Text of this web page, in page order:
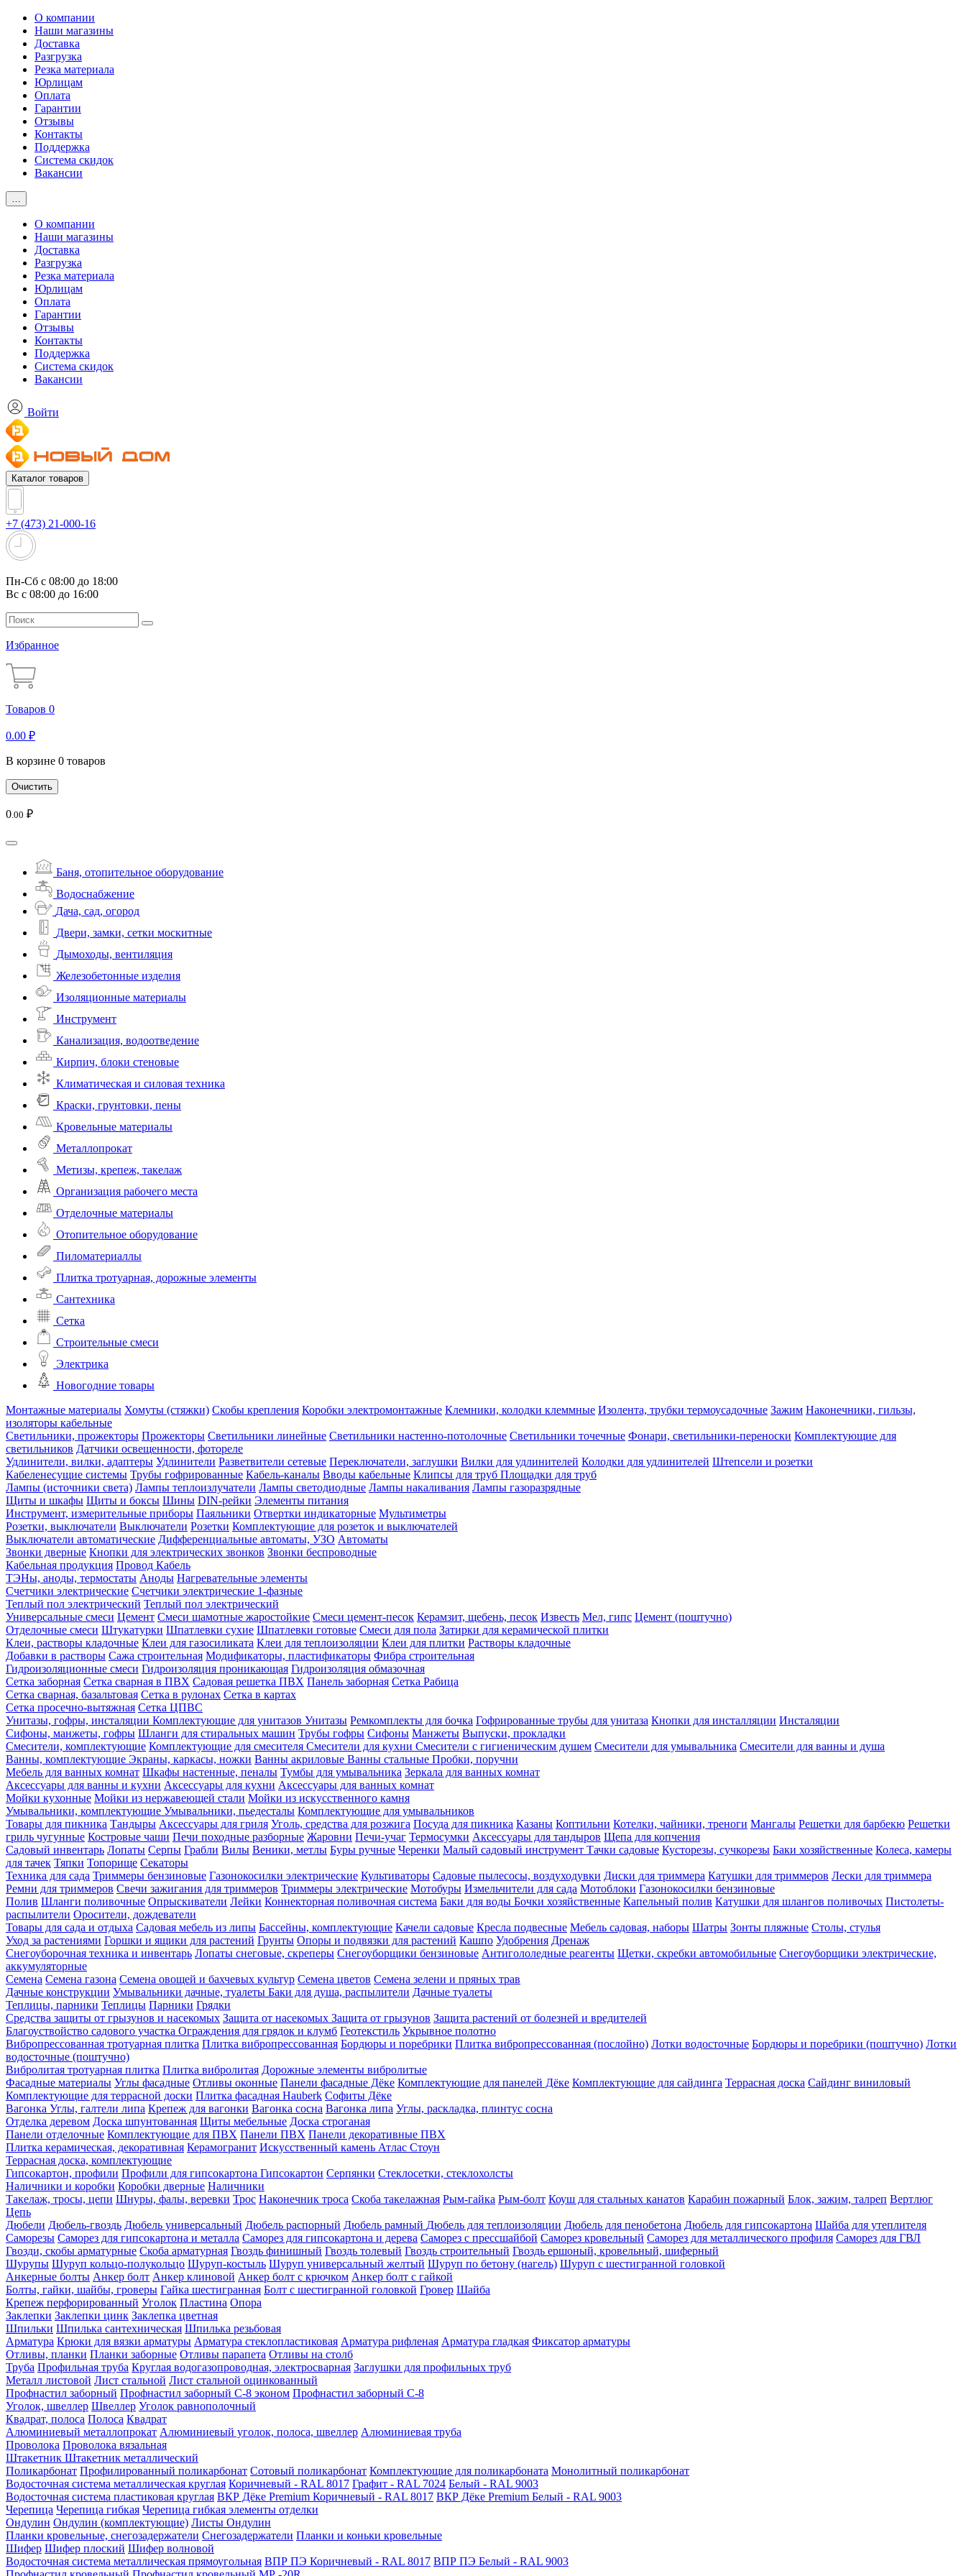
О компании
Наши магазины
Доставка
Разгрузка
Резка материала
Юрлицам
Оплата
Гарантии
Отзывы
Контакты
Поддержка
Система скидок
Вакансии
…
О компании
Наши магазины
Доставка
Разгрузка
Резка материала
Юрлицам
Оплата
Гарантии
Отзывы
Контакты
Поддержка
Система скидок
Вакансии
Войти
Каталог товаров
+7 (473) 21-000-16
Пн-Сб с 08:00 до 18:00
Вс с 08:00 до 16:00
Избранное
Товаров 0
0.00 ₽
В корзине 0 товаров
Очистить
0 .00 ₽
Баня, отопительное оборудование
Водоснабжение
Дача, сад, огород
Двери, замки, сетки москитные
Дымоходы, вентиляция
Железобетонные изделия
Изоляционные материалы
Инструмент
Канализация, водоотведение
Кирпич, блоки стеновые
Климатическая и силовая техника
Краски, грунтовки, пены
Кровельные материалы
Металлопрокат
Метизы, крепеж, такелаж
Организация рабочего места
Отделочные материалы
Отопительное оборудование
Пиломатериаллы
Плитка тротуарная, дорожные элементы
Сантехника
Сетка
Строительные смеси
Электрика
Новогодние товары
Монтажные материалы Хомуты (стяжки) Скобы крепления Коробки электромонтажные Клемники, колодки клеммные Изолента, трубки термоусадочные Зажим Наконечники, гильзы,
изоляторы кабельные
Светильники, прожекторы Прожекторы Светильники линейные Светильники настенно-потолочные Светильники точечные Фонари, светильники-переноски Комплектующие для
светильников Датчики освещенности, фотореле
Удлинители, вилки, адаптеры Удлинители Разветвители сетевые Переключатели, заглушки Вилки для удлинителей Колодки для удлинителей Штепсели и розетки
Кабеленесущие системы Трубы гофрированные Кабель-каналы Вводы кабельные Клипсы для труб Площадки для труб
Лампы (источники света) Лампы теплоизлучатели Лампы светодиодные Лампы накаливания Лампы газоразрядные
Щиты и шкафы Щиты и боксы Шины DIN-рейки Элементы питания
Инструмент, измерительные приборы Паяльники Отвертки индикаторные Мультиметры
Розетки, выключатели Выключатели Розетки Комплектующие для розеток и выключателей
Выключатели автоматические Дифференциальные автоматы, УЗО Автоматы
Звонки дверные Кнопки для электрических звонков Звонки беспроводные
Кабельная продукция Провод Кабель
ТЭНы, аноды, термостаты Аноды Нагревательные элементы
Счетчики электрические Счетчики электрические 1-фазные
Теплый пол электрический Теплый пол электрический
Универсальные смеси Цемент Смеси шамотные жаростойкие Смеси цемент-песок Керамзит, щебень, песок Известь Мел, гипс Цемент (поштучно)
Отделочные смеси Штукатурки Шпатлевки сухие Шпатлевки готовые Смеси для пола Затирки для керамической плитки
Клеи, растворы кладочные Клеи для газосиликата Клеи для теплоизоляции Клеи для плитки Растворы кладочные
Добавки в растворы Сажа строительная Модификаторы, пластификаторы Фибра строительная
Гидроизоляционные смеси Гидроизоляция проникающая Гидроизоляция обмазочная
Сетка заборная Сетка сварная в ПВХ Садовая решетка ПВХ Панель заборная Сетка Рабица
Сетка сварная, базальтовая Сетка в рулонах Сетка в картах
Сетка просечно-вытяжная Сетка ЦПВС
Унитазы, гофры, инсталяции Комплектующие для унитазов Унитазы Ремкомплекты для бочка Гофрированные трубы для унитаза Кнопки для инсталляции Инсталяции
Сифоны, манжеты, гофры Шланги для стиральных машин Трубы гофры Сифоны Манжеты Выпуски, прокладки
Смесители, комплектующие Комплектующие для смесителя Смесители для кухни Смесители с гигиеническим душем Смесители для умывальника Смесители для ванны и душа
Ванны, комплектующие Экраны, каркасы, ножки Ванны акриловые Ванны стальные Пробки, поручни
Мебель для ванных комнат Шкафы настенные, пеналы Тумбы для умывальника Зеркала для ванных комнат
Аксессуары для ванны и кухни Аксессуары для кухни Аксессуары для ванных комнат
Мойки кухонные Мойки из нержавеющей стали Мойки из искусственного камня
Умывальники, комплектующие Умывальники, пьедесталы Комплектующие для умывальников
Товары для пикника Тандыры Аксессуары для гриля Уголь, средства для розжига Посуда для пикника Казаны Коптильни Котелки, чайники, треноги Мангалы Решетки для барбекю Решетки
гриль чугунные Костровые чаши Печи походные разборные Жаровни Печи-учаг Термосумки Аксессуары для тандыров Щепа для копчения
Садовый инвентарь Лопаты Серпы Грабли Вилы Веники, метлы Буры ручные Черенки Малый садовый инструмент Тачки садовые Кусторезы, сучкорезы Баки хозяйственные Колеса, камеры
для тачек Тяпки Топорище Секаторы
Техника для сада Триммеры бензиновые Газонокосилки электрические Культиваторы Садовые пылесосы, воздуходувки Диски для триммера Катушки для триммеров Лески для триммера
Ремни для триммеров Свечи зажигания для триммеров Триммеры электрические Мотобуры Измельчители для сада Мотоблоки Газонокосилки бензиновые
Полив Шланги поливочные Опрыскиватели Лейки Коннекторная поливочная система Баки для воды Бочки хозяйственные Капельный полив Катушки для шлангов поливочых Пистолеты-
распылители Оросители, дождеватели
Товары для сада и отдыха Садовая мебель из липы Бассейны, комплектующие Качели садовые Кресла подвесные Мебель садовая, наборы Шатры Зонты пляжные Столы, стулья
Уход за растениями Горшки и ящики для растений Грунты Опоры и подвязки для растений Кашпо Удобрения Дренаж
Снегоуборочная техника и инвентарь Лопаты снеговые, скреперы Снегоуборщики бензиновые Антигололедные реагенты Щетки, скребки автомобильные Снегоуборщики электрические,
аккумуляторные
Семена Семена газона Семена овощей и бахчевых культур Семена цветов Семена зелени и пряных трав
Дачные конструкции Умывальники дачные, туалеты Баки для душа, распылители Дачные туалеты
Теплицы, парники Теплицы Парники Грядки
Средства защиты от грызунов и насекомых Защита от насекомых Защита от грызунов Защита растений от болезней и вредителей
Благоуствойство садового участка Ограждения для грядок и клумб Геотекстиль Укрывное полотно
Вибропрессованная тротуарная плитка Плитка вибропрессованная Бордюры и поребрики Плитка вибропрессованная (послойно) Лотки водосточные Бордюры и поребрики (поштучно) Лотки
водосточные (поштучно)
Вибролитая тротуарная плитка Плитка вибролитая Дорожные элементы вибролитые
Фасадные материалы Углы фасадные Отливы оконные Панели фасадные Дёке Комплектующие для панелей Дёке Комплектующие для сайдинга Террасная доска Сайдинг виниловый
Комплектующие для террасной доски Плитка фасадная Hauberk Софиты Дёке
Вагонка Углы, галтели липа Крепеж для вагонки Вагонка сосна Вагонка липа Углы, раскладка, плинтус сосна
Отделка деревом Доска шпунтованная Щиты мебельные Доска строганая
Панели отделочные Комплектующие для ПВХ Панели ПВХ Панели декоративные ПВХ
Плитка керамическая, декоративная Керамогранит Искусственный камень Атлас Стоун
Террасная доска, комплектующие
Гипсокартон, профили Профили для гипсокартона Гипсокартон Серпянки Стеклосетки, стеклохолсты
Наличники и коробки Коробки дверные Наличники
Такелаж, тросы, цепи Шнуры, фалы, веревки Трос Наконечник троса Скоба такелажная Рым-гайка Рым-болт Коуш для стальных канатов Карабин пожарный Блок, зажим, талреп Вертлюг
Цепь
Дюбели Дюбель-гвоздь Дюбель универсальный Дюбель распорный Дюбель рамный Дюбель для теплоизоляции Дюбель для пенобетона Дюбель для гипсокартона Шайба для утеплителя
Саморезы Саморез для гипсокартона и металла Саморез для гипсокартона и дерева Саморез с прессшайбой Саморез кровельный Саморез для металлического профиля Саморез для ГВЛ
Гвозди, скобы арматурные Скоба арматурная Гвоздь финишный Гвоздь толевый Гвоздь строительный Гвоздь ершоный, кровельный, шиферный
Шурупы Шуруп кольцо-полукольцо Шуруп-костыль Шуруп универсальный желтый Шуруп по бетону (нагель) Шуруп с шестигранной головкой
Анкерные болты Анкер болт Анкер клиновой Анкер болт с крючком Анкер болт с гайкой
Болты, гайки, шайбы, гроверы Гайка шестигранная Болт c шестигранной головкой Гровер Шайба
Крепеж перфорированный Уголок Пластина Опора
Заклепки Заклепки цинк Заклепка цветная
Шпильки Шпилька сантехническая Шпилька резьбовая
Арматура Крюки для вязки арматуры Арматура стеклопластиковая Арматура рифленая Арматура гладкая Фиксатор арматуры
Отливы, планки Планки заборные Отливы парапета Отливы на столб
Труба Профильная труба Круглая водогазопроводная, электросварная Заглушки для профильных труб
Металл листовой Лист стальной Лист стальной оцинкованный
Профнастил заборный Профнастил заборный С-8 эконом Профнастил заборный С-8
Уголок, швеллер Швеллер Уголок равнополочный
Квадрат, полоса Полоса Квадрат
Алюминиевый металлопрокат Алюминиевый уголок, полоса, швеллер Алюминиевая труба
Проволока Проволока вязальная
Штакетник Штакетник металлический
Поликарбонат Профилированный поликарбонат Сотовый поликарбонат Комплектующие для поликарбоната Монолитный поликарбонат
Водосточная система металлическая круглая Коричневый - RAL 8017 Графит - RAL 7024 Белый - RAL 9003
Водосточная система пластиковая круглая ВКР Дёке Premium Коричневый - RAL 8017 ВКР Дёке Premium Белый - RAL 9003
Черепица Черепица гибкая Черепица гибкая элементы отделки
Ондулин Ондулин (комплектующие) Листы Ондулин
Планки кровельные, снегозадержатели Снегозадержатели Планки и коньки кровельные
Шифер Шифер плоский Шифер волновой
Водосточная система металлическая прямоугольная ВПР ПЭ Коричневый - RAL 8017 ВПР ПЭ Белый - RAL 9003